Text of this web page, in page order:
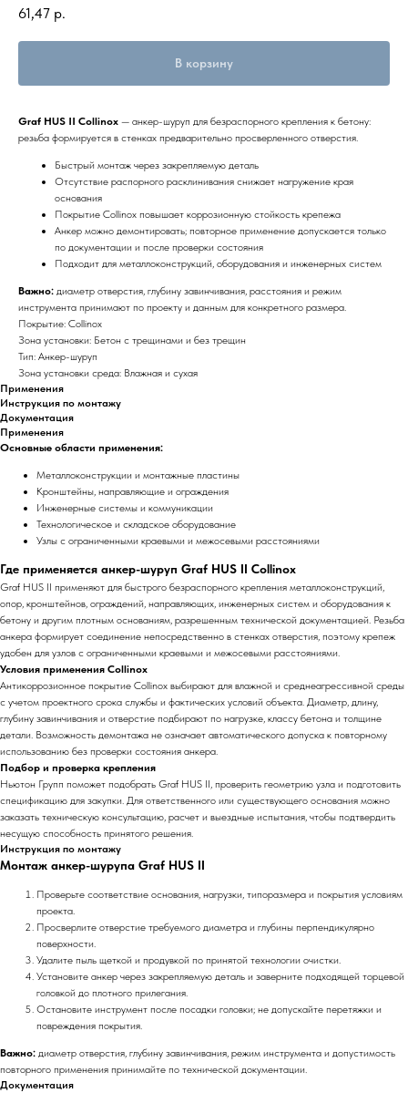
61,47 р.
В корзину
Graf HUS II Collinox — анкер-шуруп для безраспорного крепления к бетону:
резьба формируется в стенках предварительно просверленного отверстия.
Быстрый монтаж через закрепляемую деталь
Отсутствие распорного расклинивания снижает нагружение края
основания
Покрытие Collinox повышает коррозионную стойкость крепежа
Анкер можно демонтировать; повторное применение допускается только
по документации и после проверки состояния
Подходит для металлоконструкций, оборудования и инженерных систем
Важно: диаметр отверстия, глубину завинчивания, расстояния и режим
инструмента принимают по проекту и данным для конкретного размера.
Покрытие: Collinox
Зона установки: Бетон с трещинами и без трещин
Тип: Анкер-шуруп
Зона установки среда: Влажная и сухая
Применения
Инструкция по монтажу
Документация
Применения
Основные области применения:
Металлоконструкции и монтажные пластины
Кронштейны, направляющие и ограждения
Инженерные системы и коммуникации
Технологическое и складское оборудование
Узлы с ограниченными краевыми и межосевыми расстояниями
Где применяется анкер-шуруп Graf HUS II Collinox
Graf HUS II применяют для быстрого безраспорного крепления металлоконструкций,
опор, кронштейнов, ограждений, направляющих, инженерных систем и оборудования к
бетону и другим плотным основаниям, разрешенным технической документацией. Резьба
анкера формирует соединение непосредственно в стенках отверстия, поэтому крепеж
удобен для узлов с ограниченными краевыми и межосевыми расстояниями.
Условия применения Collinox
Антикоррозионное покрытие Collinox выбирают для влажной и среднеагрессивной среды
с учетом проектного срока службы и фактических условий объекта. Диаметр, длину,
глубину завинчивания и отверстие подбирают по нагрузке, классу бетона и толщине
детали. Возможность демонтажа не означает автоматического допуска к повторному
использованию без проверки состояния анкера.
Подбор и проверка крепления
Ньютон Групп поможет подобрать Graf HUS II, проверить геометрию узла и подготовить
спецификацию для закупки. Для ответственного или существующего основания можно
заказать техническую консультацию, расчет и выездные испытания, чтобы подтвердить
несущую способность принятого решения.
Инструкция по монтажу
Монтаж анкер-шурупа Graf HUS II
Проверьте соответствие основания, нагрузки, типоразмера и покрытия условиям
проекта.
Просверлите отверстие требуемого диаметра и глубины перпендикулярно
поверхности.
Удалите пыль щеткой и продувкой по принятой технологии очистки.
Установите анкер через закрепляемую деталь и заверните подходящей торцевой
головкой до плотного прилегания.
Остановите инструмент после посадки головки; не допускайте перетяжки и
повреждения покрытия.
Важно: диаметр отверстия, глубину завинчивания, режим инструмента и допустимость
повторного применения принимайте по технической документации.
Документация